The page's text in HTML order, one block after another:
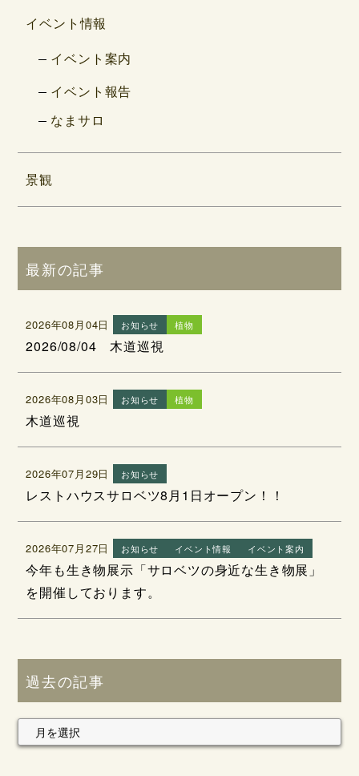
イベント情報
イベント案内
イベント報告
なまサロ
景観
最新の記事
2026年08月04日 お知らせ 植物
2026/08/04 木道巡視
2026年08月03日 お知らせ 植物
木道巡視
2026年07月29日 お知らせ
レストハウスサロベツ8月1日オープン！！
2026年07月27日 お知らせ イベント情報 イベント案内
今年も生き物展示「サロベツの身近な生き物展」
を開催しております。
過去の記事